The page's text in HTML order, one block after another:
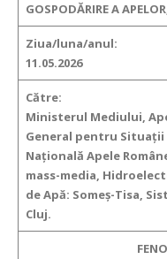
GOSPODĂRIRE A
Ziua/luna/anul:
11.05.2026
Către:
Ministerul Mediului,
General pentru
Naţională Apele
mass-media,
de Apă: Someș-Tisa,
Cluj.